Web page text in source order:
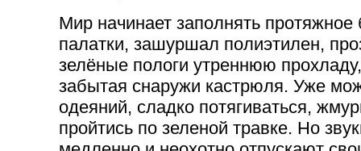
Мир начинает заполнять
палатки, зашуршал полиэтилен,
зелёные пологи утреннюю
забытая снаружи кастрюля. Уже
одеяний, сладко потягиваться,
пройтись по зеленой травке. Но